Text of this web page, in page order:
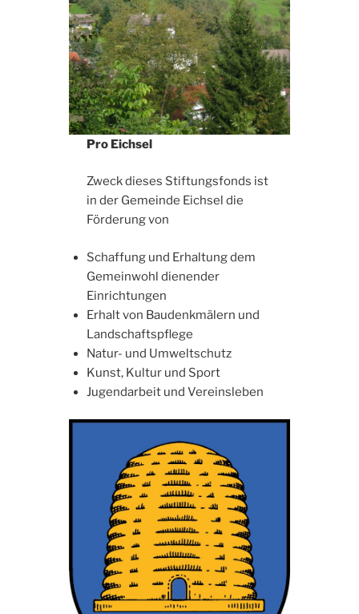
Pro Eichsel
Zweck dieses Stiftungsfonds ist
in der Gemeinde Eichsel die
Förderung von
Schaffung und Erhaltung dem
Gemeinwohl dienender
Einrichtungen
Erhalt von Baudenkmälern und
Landschaftspflege
Natur- und Umweltschutz
Kunst, Kultur und Sport
Jugendarbeit und Vereinsleben